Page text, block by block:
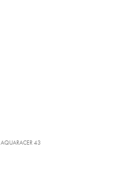
AQUARACER 43